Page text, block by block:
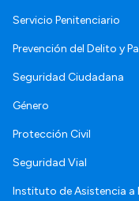
Servicio Penitenciario
Prevención del Delito y
Seguridad Ciudadana
Género
Protección Civil
Seguridad Vial
Instituto de Asistencia a